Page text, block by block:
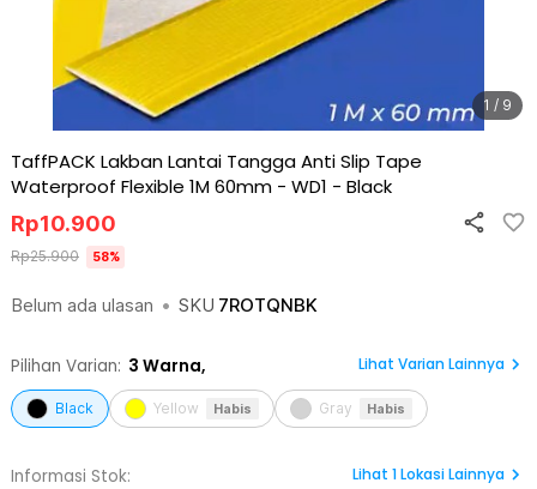
1 / 9
TaffPACK Lakban Lantai Tangga Anti Slip Tape
Waterproof Flexible 1M 60mm - WD1 - Black
Belum ada ulasan • SKU 7ROTQNBK
Rp10.900
Rp25.900 58%
Pilihan Varian: 3 Warna, Lihat Varian Lainnya
Black Yellow Habis Gray Habis
Informasi Stok:
Lihat 1Lokasi Lainnya